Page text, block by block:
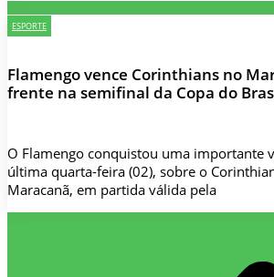
ESPORTE
Flamengo vence Corinthians no
frente na semifinal da Copa do
O Flamengo conquistou uma importante
última quarta-feira (02), sobre o
Maracanã, em partida válida pela